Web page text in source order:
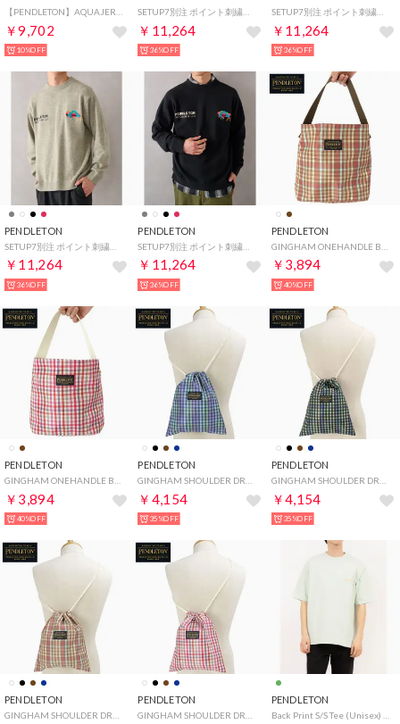
￥9,702
10%OFF
￥11,264
36%OFF
￥11,264
36%OFF
PENDLETON
￥11,264
36%OFF
PENDLETON
￥11,264
36%OFF
PENDLETON
￥3,894
40%OFF
PENDLETON
￥3,894
40%OFF
PENDLETON
￥4,154
35%OFF
PENDLETON
￥4,154
35%OFF
PENDLETON PENDLETON PENDLETON